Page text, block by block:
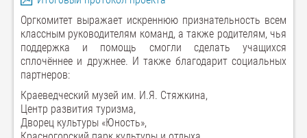
Оргкомитет выражает искреннюю признательность всем
классным руководителям команд, а также родителям, чья
поддержка и помощь смогли сделать учащихся
сплочённее и дружнее. И также благодарит социальных
партнеров:
Краеведческий музей им. И.Я. Стяжкина,
Центр развития туризма,
Дворец культуры «Юность»,